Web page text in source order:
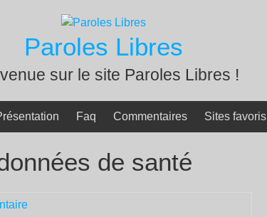
Paroles Libres
sur le site Paroles Libres !
Faq Commentaires Sites favoris
de santé